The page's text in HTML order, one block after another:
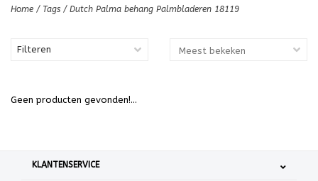
Home / Tags / Dutch Palma behang Palmbladeren 18119
Filteren
Geen producten gevonden!...
KLANTENSERVICE